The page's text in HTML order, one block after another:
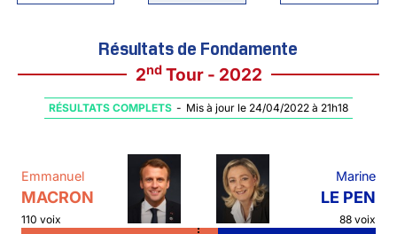
Résultats de Fondamente
2ndTour - 2022
RÉSULTATS COMPLETS - Mis à jour le 24/04/2022 à 21h18
Emmanuel
MACRON
110 voix
Marine
LE PEN
88 voix